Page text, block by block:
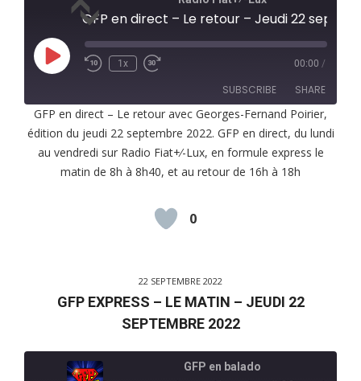
Play
Episode
1x 00:00 /
SUBSCRIBE SHARE
RSS FEED
SHARE
LINK
GFP en direct – Le retour avec Georges-Fernand Poirier,
édition du jeudi 22 septembre 2022. GFP en direct, du lundi
au vendredi sur Radio Fiat+⁄-Lux, en formule express le
matin de 8h à 8h40, et au retour de 16h à 18h
0
22 SEPTEMBRE 2022
GFP EXPRESS – LE MATIN – JEUDI 22
SEPTEMBRE 2022
GFP en balado